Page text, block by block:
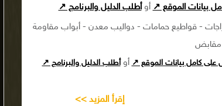
بيانات الموقع ↗ أوأطلب الدليل والبرنامج ↗
- قواطيع حمامات - دواليب معدن - أبواب مقاومة
مقابض
كامل بيانات الموقع ↗ أوأطلب الدليل والبرنامج ↗
إقرأ المزيد >>